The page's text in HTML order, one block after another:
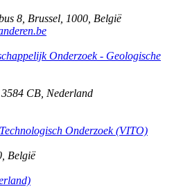
8 Brussel 1000 België
Onderzoek - Geologische
3584 CB Nederland
Onderzoek (VITO)
België